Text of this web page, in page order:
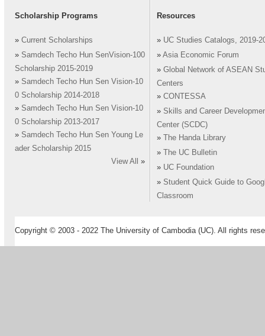
Scholarship Programs
» Current Scholarships
» Samdech Techo Hun SenVision-100
Scholarship 2015-2019
» Samdech Techo Hun Sen Vision-10
0 Scholarship 2014-2018
» Samdech Techo Hun Sen Vision-10
0 Scholarship 2013-2017
» Samdech Techo Hun Sen Young Le
ader Scholarship 2015
View All
»
Resources
» UC Studies Catalogs, 2019-
» Asia Economic Forum
» Global Network of ASEAN
Centers
» CONTESSA
» Skills and Career
Center (SCDC)
»
The Handa Library
»
The UC Bulletin
» UC Foundation
» Student Quick Guide to
Classroom
Copyright © 2003 - 2022 The University of Cambodia (UC). All rights